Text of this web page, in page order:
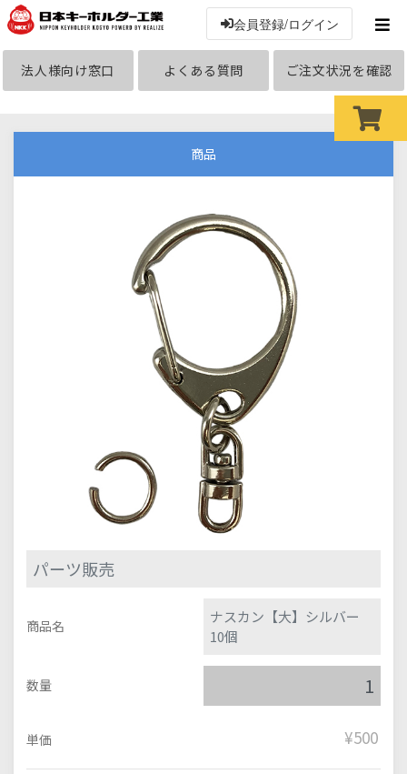
会員登録/ログイン
法人様向け窓口 よくある質問 ご注文状況を確認
商品
パーツ販売
商品名
ナスカン【大】シルバー
10個
数量
単価 ¥500